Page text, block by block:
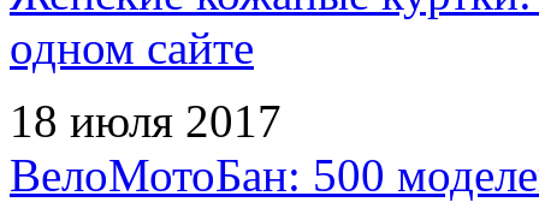
одном сайте
18 июля 2017
ВелоМотоБан: 500